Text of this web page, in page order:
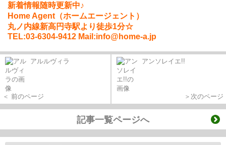
新着情報随時更新中♪
Home Agent（ホームエージェント）
丸ノ内線新高円寺駅より徒歩1分☆
TEL:03-6304-9412 Mail:info@home-a.jp
アルルヴィラ
＜ 前のページ
アンソレイエ!!
＞次のページ
記事一覧ページへ